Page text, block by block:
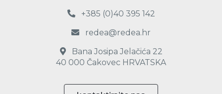
+385 (0)40 395 142
redea@redea.hr
Bana Josipa Jelačića 22
40 000 Čakovec HRVATSKA